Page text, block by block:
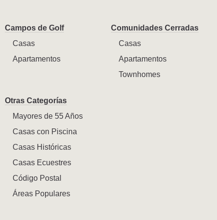
Campos de Golf
Casas
Apartamentos
Comunidades Cerradas
Casas
Apartamentos
Townhomes
Otras Categorías
Mayores de 55 Años
Casas con Piscina
Casas Históricas
Casas Ecuestres
Código Postal
Áreas Populares